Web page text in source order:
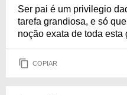
Ser pai é um privilegio
tarefa grandiosa, e só
noção exata de toda esta
COPIAR